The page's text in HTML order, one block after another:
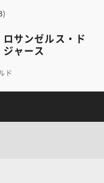
ロサンゼルス・ド
ジャース
ド